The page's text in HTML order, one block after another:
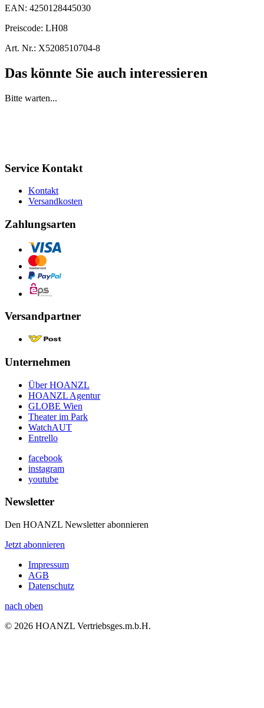
EAN: 4250128445030
Preiscode: LH08
Art. Nr.: X5208510704-8
Das könnte Sie auch interessieren
Bitte warten...
Service Kontakt
Kontakt
Versandkosten
Zahlungsarten
Versandpartner
Unternehmen
Über HOANZL
HOANZL Agentur
GLOBE Wien
Theater im Park
WatchAUT
Entrello
facebook
instagram
youtube
Newsletter
Den HOANZL Newsletter abonnieren
Jetzt abonnieren
Impressum
AGB
Datenschutz
nach oben
© 2026 HOANZL Vertriebsges.m.b.H.